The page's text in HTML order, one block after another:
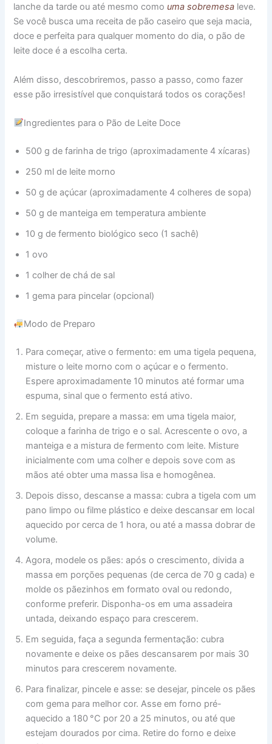
lanche da tarde ou até mesmo como uma sobremesa leve.
Se você busca uma receita de pão caseiro que seja macia,
doce e perfeita para qualquer momento do dia, o pão de
leite doce é a escolha certa.
Além disso, descobriremos, passo a passo, como fazer
esse pão irresistível que conquistará todos os corações!
Ingredientes para o Pão de Leite Doce
500 g de farinha de trigo (aproximadamente 4 xícaras)
250 ml de leite morno
50 g de açúcar (aproximadamente 4 colheres de sopa)
50 g de manteiga em temperatura ambiente
10 g de fermento biológico seco (1 sachê)
1 ovo
1 colher de chá de sal
1 gema para pincelar (opcional)
Modo de Preparo
Para começar, ative o fermento: em uma tigela pequena,
misture o leite morno com o açúcar e o fermento.
Espere aproximadamente 10 minutos até formar uma
espuma, sinal que o fermento está ativo.
Em seguida, prepare a massa: em uma tigela maior,
coloque a farinha de trigo e o sal. Acrescente o ovo, a
manteiga e a mistura de fermento com leite. Misture
inicialmente com uma colher e depois sove com as
mãos até obter uma massa lisa e homogênea.
Depois disso, descanse a massa: cubra a tigela com um
pano limpo ou filme plástico e deixe descansar em local
aquecido por cerca de 1 hora, ou até a massa dobrar de
volume.
Agora, modele os pães: após o crescimento, divida a
massa em porções pequenas (de cerca de 70 g cada) e
molde os pãezinhos em formato oval ou redondo,
conforme preferir. Disponha-os em uma assadeira
untada, deixando espaço para crescerem.
Em seguida, faça a segunda fermentação: cubra
novamente e deixe os pães descansarem por mais 30
minutos para crescerem novamente.
Para finalizar, pincele e asse: se desejar, pincele os pães
com gema para melhor cor. Asse em forno pré-
aquecido a 180 °C por 20 a 25 minutos, ou até que
estejam dourados por cima. Retire do forno e deixe